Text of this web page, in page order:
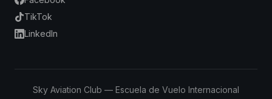
TikTok
LinkedIn
Sky Aviation Club — Escuela de Vuelo Internacional